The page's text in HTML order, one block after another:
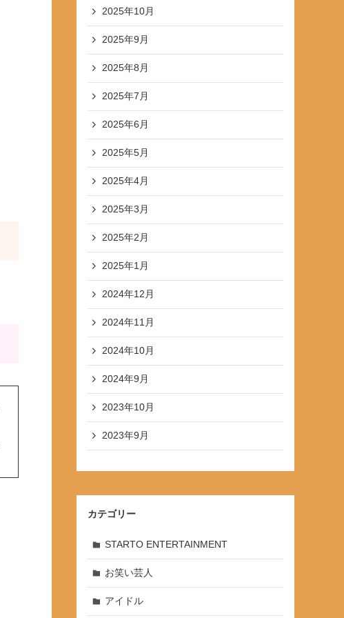
2025年10月
2025年9月
2025年8月
2025年7月
2025年6月
2025年5月
2025年4月
2025年3月
2025年2月
2025年1月
2024年12月
2024年11月
2024年10月
2024年9月
2023年10月
2023年9月
カテゴリー
STARTO ENTERTAINMENT
お笑い芸人
アイドル